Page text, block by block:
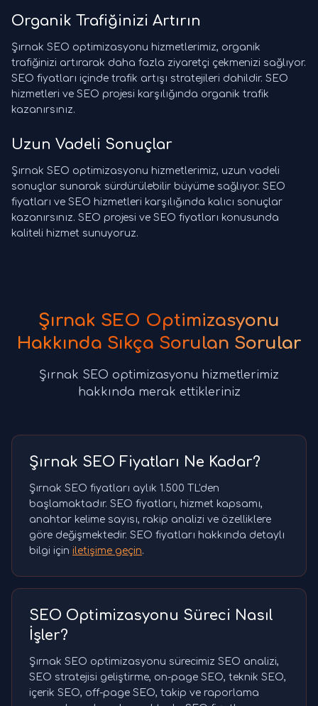
Organik Trafiğinizi Artırın
Şırnak SEO optimizasyonu hizmetlerimiz, organik
trafiğinizi artırarak daha fazla ziyaretçi çekmenizi sağlıyor.
SEO fiyatları içinde trafik artışı stratejileri dahildir. SEO
hizmetleri ve SEO projesi karşılığında organik trafik
kazanırsınız.
Uzun Vadeli Sonuçlar
Şırnak SEO optimizasyonu hizmetlerimiz, uzun vadeli
sonuçlar sunarak sürdürülebilir büyüme sağlıyor. SEO
fiyatları ve SEO hizmetleri karşılığında kalıcı sonuçlar
kazanırsınız. SEO projesi ve SEO fiyatları konusunda
kaliteli hizmet sunuyoruz.
Şırnak SEO Optimizasyonu
Hakkında Sıkça Sorulan Sorular
Şırnak SEO optimizasyonu hizmetlerimiz
hakkında merak ettikleriniz
Şırnak SEO Fiyatları Ne Kadar?
Şırnak SEO fiyatları aylık 1.500 TL'den
başlamaktadır. SEO fiyatları, hizmet kapsamı,
anahtar kelime sayısı, rakip analizi ve özelliklere
göre değişmektedir. SEO fiyatları hakkında detaylı
bilgi için iletişime geçin.
SEO Optimizasyonu Süreci Nasıl
İşler?
Şırnak SEO optimizasyonu sürecimiz SEO analizi,
SEO stratejisi geliştirme, on-page SEO, teknik SEO,
içerik SEO, off-page SEO, takip ve raporlama